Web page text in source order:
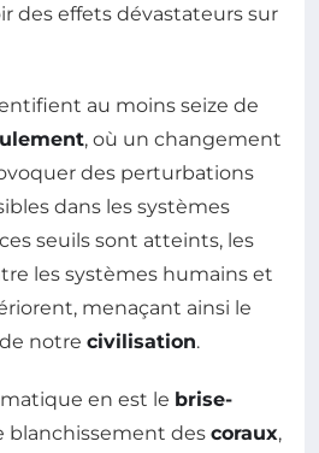
des effets dévastateurs sur
au moins seize de
, où un changement
des perturbations
dans les systèmes
seuils sont atteints, les
les systèmes humains et
menaçant ainsi le
notre civilisation.
en est le brise-
blanchissement des coraux,